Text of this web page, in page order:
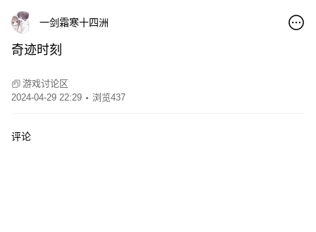
一剑霜寒十四洲
奇迹时刻
00:15
游戏讨论区
2024-04-29 22:29
浏览437
评论